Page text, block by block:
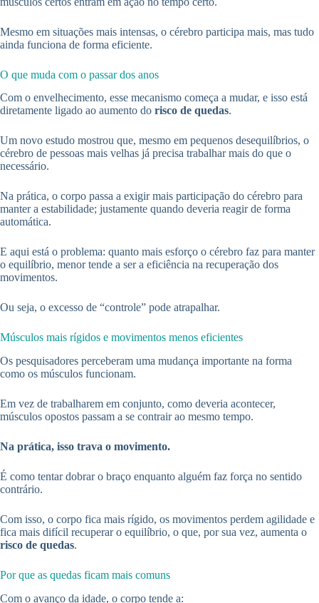
Mesmo em situações mais intensas, o cérebro participa mais, mas tudo
ainda funciona de forma eficiente.
O que muda com o passar dos anos
Com o envelhecimento, esse mecanismo começa a mudar, e isso está
diretamente ligado ao aumento do risco de quedas.
Um novo estudo mostrou que, mesmo em pequenos desequilíbrios, o
cérebro de pessoas mais velhas já precisa trabalhar mais do que o
necessário.
Na prática, o corpo passa a exigir mais participação do cérebro para
manter a estabilidade; justamente quando deveria reagir de forma
automática.
E aqui está o problema: quanto mais esforço o cérebro faz para manter
o equilíbrio, menor tende a ser a eficiência na recuperação dos
movimentos.
Ou seja, o excesso de “controle” pode atrapalhar.
Músculos mais rígidos e movimentos menos eficientes
Os pesquisadores perceberam uma mudança importante na forma
como os músculos funcionam.
Em vez de trabalharem em conjunto, como deveria acontecer,
músculos opostos passam a se contrair ao mesmo tempo.
Na prática, isso trava o movimento.
É como tentar dobrar o braço enquanto alguém faz força no sentido
contrário.
Com isso, o corpo fica mais rígido, os movimentos perdem agilidade e
fica mais difícil recuperar o equilíbrio, o que, por sua vez, aumenta o
risco de quedas.
Por que as quedas ficam mais comuns
Com o avanço da idade, o corpo tende a: